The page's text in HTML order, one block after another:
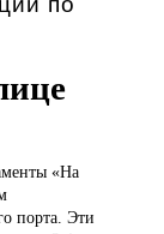
«На
порта. Эти